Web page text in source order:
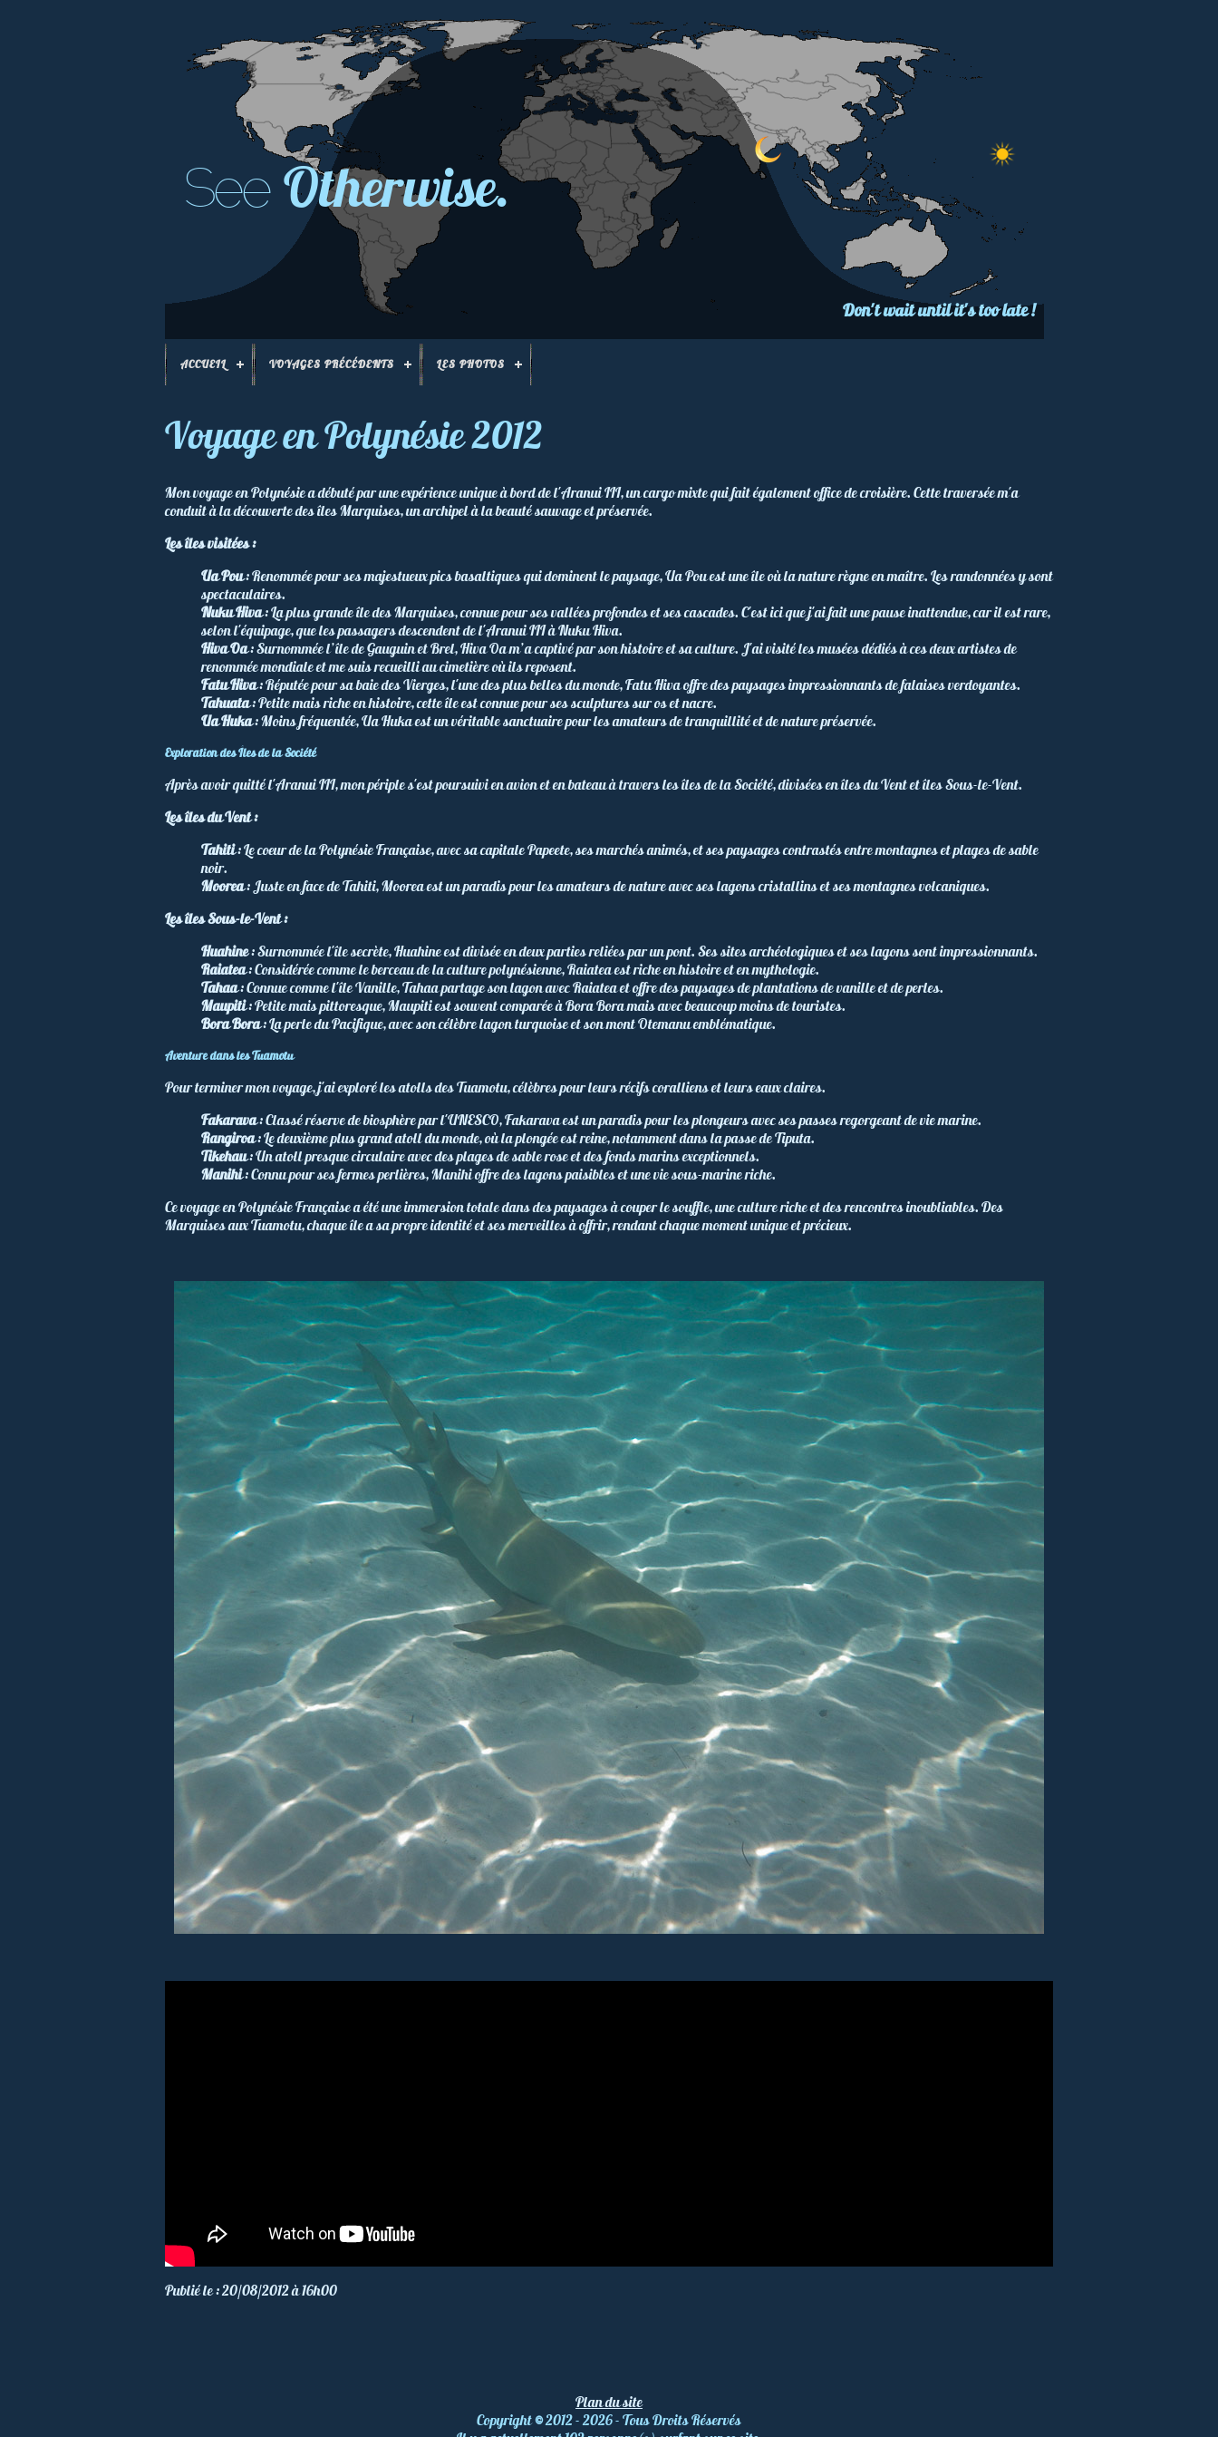
See Otherwise.
Don't wait until it's too late !
ACCUEIL VOYAGES PRÉCÉDENTS LES PHOTOS
Voyage en Polynésie 2012
Mon voyage en Polynésie a débuté par une expérience unique à bord de l'Aranui III, un cargo mixte qui fait également office de croisière. Cette traversée m'a
conduit à la découverte des îles Marquises, un archipel à la beauté sauvage et préservée.
Les îles visitées :
Ua Pou: Renommée pour ses majestueux pics basaltiques qui dominent le paysage, Ua Pou est une île où la nature règne en maître. Les randonnées y sont
spectaculaires.
Nuku Hiva: La plus grande île des Marquises, connue pour ses vallées profondes et ses cascades. C'est ici que j'ai fait une pause inattendue, car il est rare,
selon l'équipage, que les passagers descendent de l'Aranui III à Nuku Hiva.
Hiva Oa: Surnommée l’île de Gauguin et Brel, Hiva Oa m’a captivé par son histoire et sa culture. J'ai visité les musées dédiés à ces deux artistes de
renommée mondiale et me suis recueilli au cimetière où ils reposent.
Fatu Hiva: Réputée pour sa baie des Vierges, l'une des plus belles du monde, Fatu Hiva offre des paysages impressionnants de falaises verdoyantes.
Tahuata: Petite mais riche en histoire, cette île est connue pour ses sculptures sur os et nacre.
Ua Huka: Moins fréquentée, Ua Huka est un véritable sanctuaire pour les amateurs de tranquillité et de nature préservée.
Exploration des Îles de la Société
Après avoir quitté l'Aranui III, mon périple s'est poursuivi en avion et en bateau à travers les îles de la Société, divisées en îles du Vent et îles Sous-le-Vent.
Les îles du Vent :
Tahiti: Le cœur de la Polynésie Française, avec sa capitale Papeete, ses marchés animés, et ses paysages contrastés entre montagnes et plages de sable
noir.
Moorea: Juste en face de Tahiti, Moorea est un paradis pour les amateurs de nature avec ses lagons cristallins et ses montagnes volcaniques.
Les îles Sous-le-Vent :
Huahine: Surnommée l'île secrète, Huahine est divisée en deux parties reliées par un pont. Ses sites archéologiques et ses lagons sont impressionnants.
Raiatea: Considérée comme le berceau de la culture polynésienne, Raiatea est riche en histoire et en mythologie.
Tahaa: Connue comme l'île Vanille, Tahaa partage son lagon avec Raiatea et offre des paysages de plantations de vanille et de perles.
Maupiti: Petite mais pittoresque, Maupiti est souvent comparée à Bora Bora mais avec beaucoup moins de touristes.
Bora Bora: La perle du Pacifique, avec son célèbre lagon turquoise et son mont Otemanu emblématique.
Aventure dans les Tuamotu
Pour terminer mon voyage, j'ai exploré les atolls des Tuamotu, célèbres pour leurs récifs coralliens et leurs eaux claires.
Fakarava: Classé réserve de biosphère par l'UNESCO, Fakarava est un paradis pour les plongeurs avec ses passes regorgeant de vie marine.
Rangiroa: Le deuxième plus grand atoll du monde, où la plongée est reine, notamment dans la passe de Tiputa.
Tikehau: Un atoll presque circulaire avec des plages de sable rose et des fonds marins exceptionnels.
Manihi: Connu pour ses fermes perlières, Manihi offre des lagons paisibles et une vie sous-marine riche.
Ce voyage en Polynésie Française a été une immersion totale dans des paysages à couper le souffle, une culture riche et des rencontres inoubliables. Des
Marquises aux Tuamotu, chaque île a sa propre identité et ses merveilles à offrir, rendant chaque moment unique et précieux.
Publié le : 20/08/2012 à 16h00
Plan du site
Copyright©2012 - 2026 - Tous Droits Réservés